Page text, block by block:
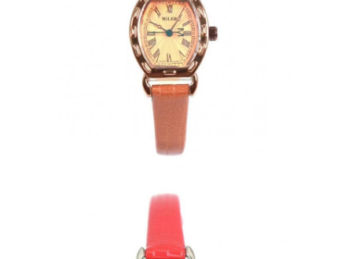
Ρολόι με λουρί από πυριτόνιο
Κυρία Κουάρτζ ρολόι
Άνδρες Κουάρτζου ρολόι
Φωτεινό ρολόι από χαλαζία
Ψηφιακό Sport Watch
Εναλλακτικά για ρολόγια